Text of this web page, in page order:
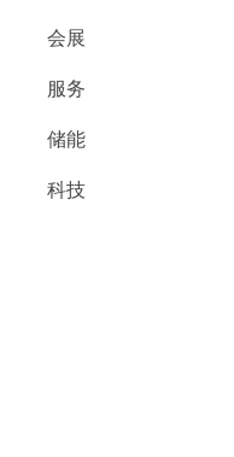
会展
服务
储能
科技